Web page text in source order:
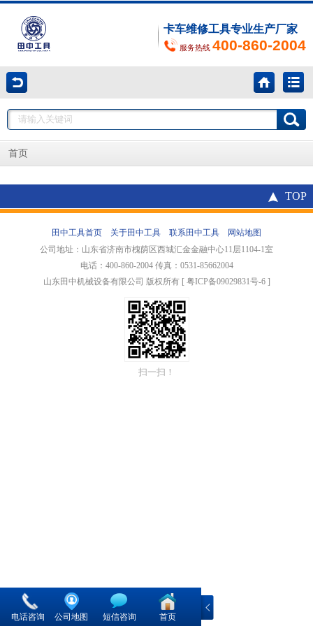
卡车维修工具专业生产厂家
服务热线 400-860-2004
首页
TOP
田中工具首页 关于田中工具 联系田中工具
网站地图
公司地址：山东省济南市槐荫区西城汇金金融中心11层1104-1室
电话：400-860-2004 传真：0531-85662004
山东田中机械设备有限公司 版权所有 [ 粤ICP备09029831号-6 ]
扫一扫！
电话咨询 公司地图 短信咨询 首页